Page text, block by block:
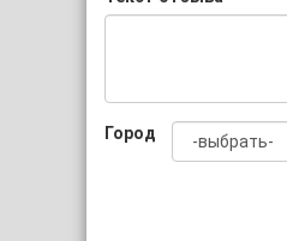
Город